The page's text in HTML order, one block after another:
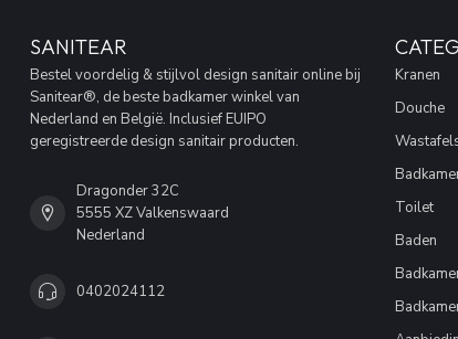
SANITEAR
Bestel voordelig & stijlvol design sanitair online bij
Sanitear®, de beste badkamer winkel van
Nederland en België. Inclusief EUIPO
geregistreerde design sanitair producten.
Dragonder 32C
5555 XZ Valkenswaard
Nederland
0402024112
Kranen
Douche
Toilet
Baden